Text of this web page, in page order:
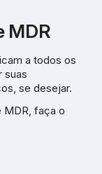
MDR
a todos os
suas
se desejar.
MDR, faça o